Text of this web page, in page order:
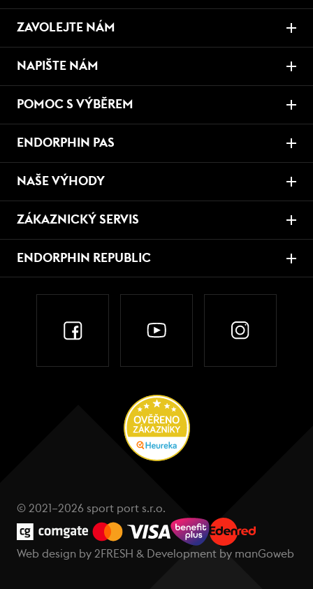
ZAVOLEJTE NÁM
NAPIŠTE NÁM
POMOC S VÝBĚREM
ENDORPHIN PAS
NAŠE VÝHODY
ZÁKAZNICKÝ SERVIS
ENDORPHIN REPUBLIC
© 2021–2026 sport port s.r.o.
Web design by 2FRESH & Development by manGoweb